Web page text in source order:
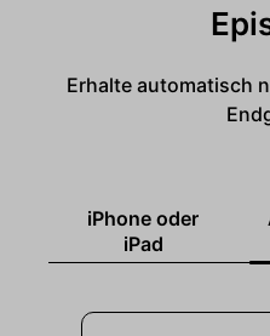
Erhalte automatisch
iPhone oder
iPad